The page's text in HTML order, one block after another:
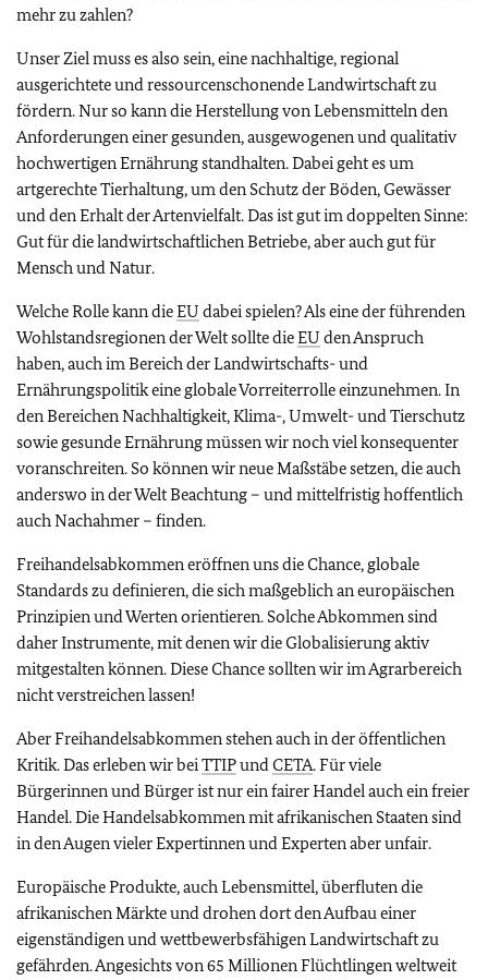
mehr zu zahlen?
Unser Ziel muss es also sein, eine nachhaltige, regional
ausgerichtete und ressourcenschonende Landwirtschaft zu
fördern. Nur so kann die Herstellung von Lebensmitteln den
Anforderungen einer gesunden, ausgewogenen und qualitativ
hochwertigen Ernährung standhalten. Dabei geht es um
artgerechte Tierhaltung, um den Schutz der Böden, Gewässer
und den Erhalt der Artenvielfalt. Das ist gut im doppelten Sinne:
Gut für die landwirtschaftlichen Betriebe, aber auch gut für
Mensch und Natur.
Welche Rolle kann dieEU dabei spielen? Als eine der führenden
Wohlstandsregionen der Welt sollte dieEU den Anspruch
haben, auch im Bereich der Landwirtschafts- und
Ernährungspolitik eine globale Vorreiterrolle einzunehmen.‎ In
den Bereichen Nachhaltigkeit, Klima-, Umwelt- und Tierschutz
sowie gesunde Ernährung müssen wir noch viel konsequenter
voranschreiten. So können wir neue Maßstäbe setzen, die auch
anderswo in der Welt Beachtung – und mittelfristig hoffentlich
auch Nachahmer – finden.
Freihandelsabkommen eröffnen uns die Chance, globale
Standards zu definieren, die sich maßgeblich an europäischen
Prinzipien und Werten orientieren. Solche Abkommen sind
daher Instrumente, mit denen wir die Globalisierung aktiv
mitgestalten können. Diese Chance sollten wir im Agrarbereich
nicht verstreichen lassen!
Aber Freihandelsabkommen stehen auch in der öffentlichen
Kritik. Das erleben wir beiTTIPundCETA. Für viele
Bürgerinnen und Bürger ist nur ein fairer Handel auch ein freier
Handel. Die Handelsabkommen mit afrikanischen Staaten sind
in den Augen vieler Expertinnen und Experten aber unfair.
Europäische Produkte, auch Lebensmittel, überfluten die
afrikanischen Märkte und drohen dort den Aufbau einer
eigenständigen und wettbewerbsfähigen Landwirtschaft zu
gefährden. Angesichts von 65 Millionen Flüchtlingen weltweit